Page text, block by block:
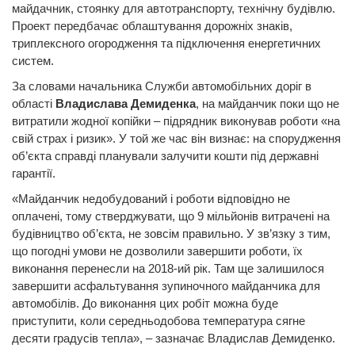
майдачник, стоянку для автотранспорту, технічну будівлю.
Проект передбачає облаштування дорожніх знаків,
триплексного огородження та підключення енергетичних
систем.
За словами начальника Служби автомобільних доріг в
області Владислава Демиденка, на майданчик поки що не
витратили жодної копійки – підрядник виконував роботи «на
свій страх і ризик». У той же час він визнає: на спорудження
об’єкта справді планували залучити кошти під державні
гарантії.
«Майданчик недобудований і роботи відповідно не
оплачені, тому стверджувати, що 9 мільйонів витрачені на
будівництво об’єкта, не зовсім правильно. У зв’язку з тим,
що погодні умови не дозволили завершити роботи, їх
виконання перенесли на 2018-ий рік. Там ще залишилося
завершити асфальтування зупиночного майданчика для
автомобілів. До виконання цих робіт можна буде
приступити, коли середньодобова температура сягне
десяти градусів тепла», – зазначає Владислав Демиденко.